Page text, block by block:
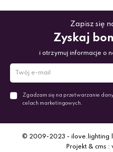
Zapisz się
Zyskaj
i otrzymuj informacje o
Zgadzam się na przetwarzanie
celach marketingowych.
© 2009-2023 - ilove.lighting
Projekt & cms